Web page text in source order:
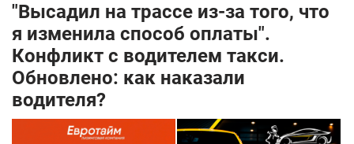
"Высадил на трассе из-за того, что
я изменила способ оплаты".
Конфликт с водителем такси.
Обновлено: как наказали
водителя?